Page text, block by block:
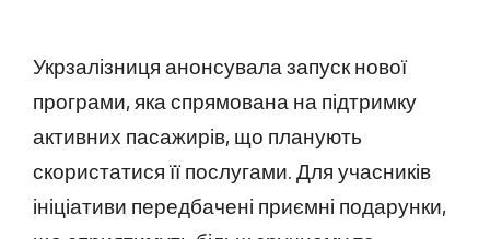
Укрзалізниця анонсувала запуск нової
програми, яка спрямована на підтримку
активних пасажирів, що планують
скористатися її послугами. Для учасників
ініціативи передбачені приємні подарунки,